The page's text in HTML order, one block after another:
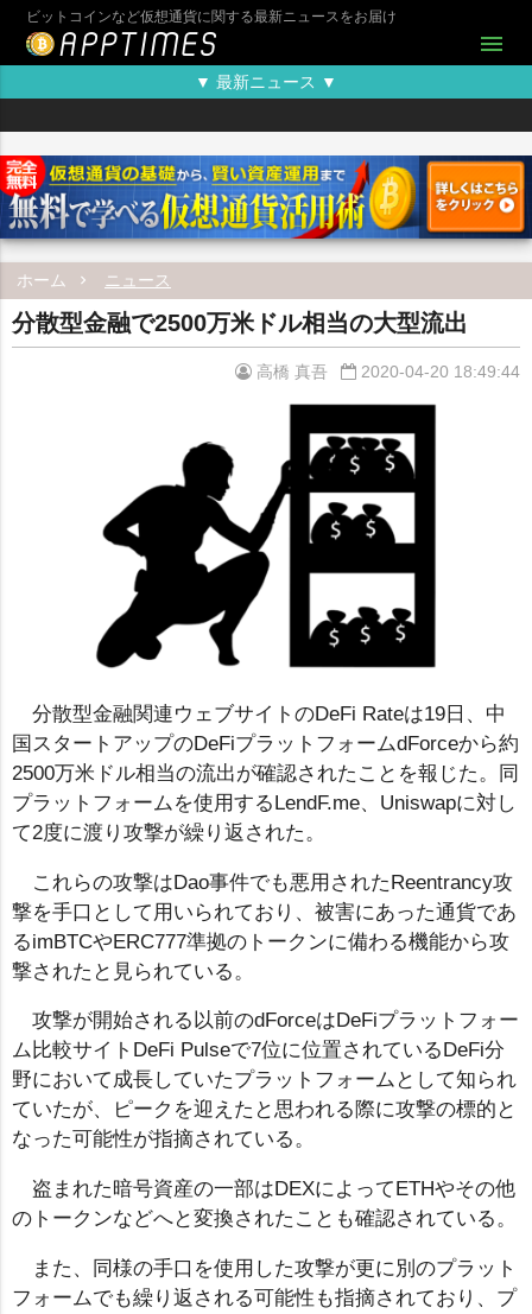
ビットコインなど仮想通貨に関する最新ニュースをお届け
menu
▼ 最新ニュース ▼
ホーム ニュース
分散型金融で2500万米ドル相当の大型流出
高橋 真吾 2020-04-20 18:49:44
分散型金融関連ウェブサイトのDeFi Rateは19日、中
国スタートアップのDeFiプラットフォームdForceから約
2500万米ドル相当の流出が確認されたことを報じた。同
プラットフォームを使用するLendF.me、Uniswapに対し
て2度に渡り攻撃が繰り返された。
これらの攻撃はDao事件でも悪用されたReentrancy攻
撃を手口として用いられており、被害にあった通貨であ
るimBTCやERC777準拠のトークンに備わる機能から攻
撃されたと見られている。
攻撃が開始される以前のdForceはDeFiプラットフォー
ム比較サイトDeFi Pulseで7位に位置されているDeFi分
野において成長していたプラットフォームとして知られ
ていたが、ピークを迎えたと思われる際に攻撃の標的と
なった可能性が指摘されている。
盗まれた暗号資産の一部はDEXによってETHやその他
のトークンなどへと変換されたことも確認されている。
また、同様の手口を使用した攻撃が更に別のプラット
フォームでも繰り返される可能性も指摘されており、プ